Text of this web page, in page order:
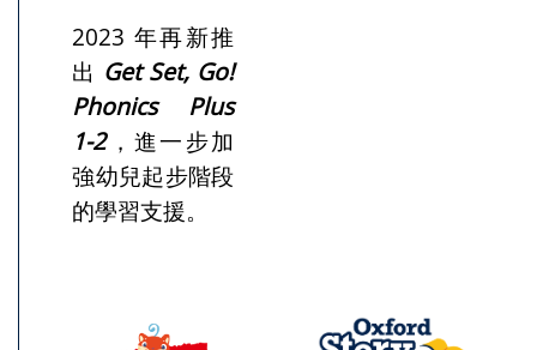
2023 年再新推
出 Get Set, Go!
Phonics Plus
1-2，進一步加
強幼兒起步階段
的學習支援。